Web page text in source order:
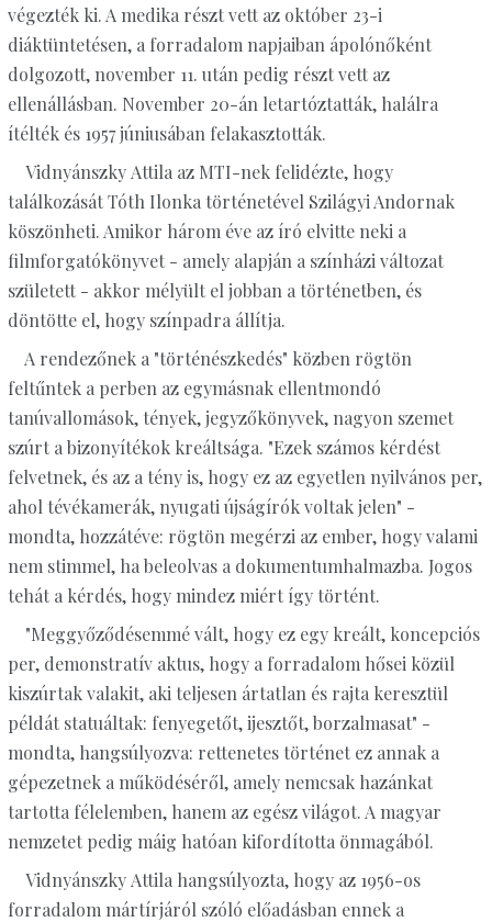
végezték ki. A medika részt vett az október 23-i
diáktüntetésen, a forradalom napjaiban ápolónőként
dolgozott, november 11. után pedig részt vett az
ellenállásban. November 20-án letartóztatták, halálra
ítélték és 1957 júniusában felakasztották.
Vidnyánszky Attila az MTI-nek felidézte, hogy
találkozását Tóth Ilonka történetével Szilágyi Andornak
köszönheti. Amikor három éve az író elvitte neki a
filmforgatókönyvet - amely alapján a színházi változat
született - akkor mélyült el jobban a történetben, és
döntötte el, hogy színpadra állítja.
A rendezőnek a "történészkedés" közben rögtön
feltűntek a perben az egymásnak ellentmondó
tanúvallomások, tények, jegyzőkönyvek, nagyon szemet
szúrt a bizonyítékok kreáltsága. "Ezek számos kérdést
felvetnek, és az a tény is, hogy ez az egyetlen nyilvános per,
ahol tévékamerák, nyugati újságírók voltak jelen" -
mondta, hozzátéve: rögtön megérzi az ember, hogy valami
nem stimmel, ha beleolvas a dokumentumhalmazba. Jogos
tehát a kérdés, hogy mindez miért így történt.
"Meggyőződésemmé vált, hogy ez egy kreált, koncepciós
per, demonstratív aktus, hogy a forradalom hősei közül
kiszúrtak valakit, aki teljesen ártatlan és rajta keresztül
példát statuáltak: fenyegetőt, ijesztőt, borzalmasat" -
mondta, hangsúlyozva: rettenetes történet ez annak a
gépezetnek a működéséről, amely nemcsak hazánkat
tartotta félelemben, hanem az egész világot. A magyar
nemzetet pedig máig hatóan kifordította önmagából.
Vidnyánszky Attila hangsúlyozta, hogy az 1956-os
forradalom mártírjáról szóló előadásban ennek a